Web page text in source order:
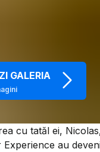
GALERIA
cu tatăl ei,
au